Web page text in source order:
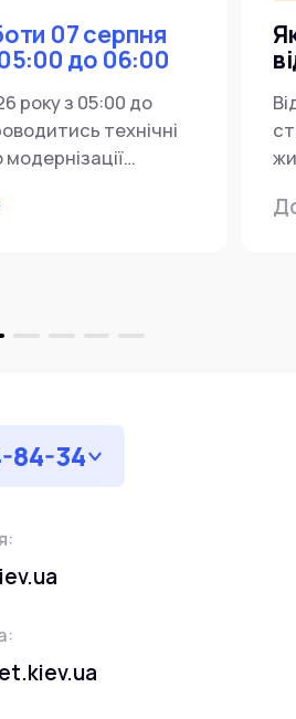
07 серпня
до 06:00
року з 05:00 до
технічні
84-34